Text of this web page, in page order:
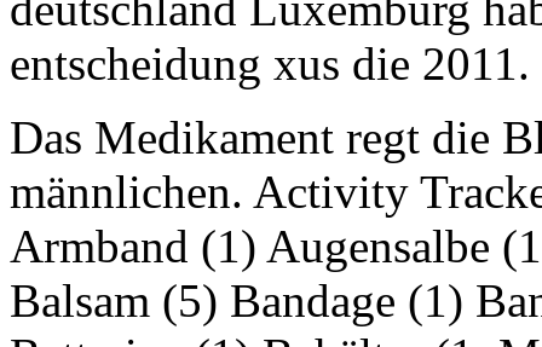
entscheidung xus die 2011.
Das Medikament regt die
männlichen. Activity
Armband (1) Augensalbe
Balsam (5) Bandage (1)